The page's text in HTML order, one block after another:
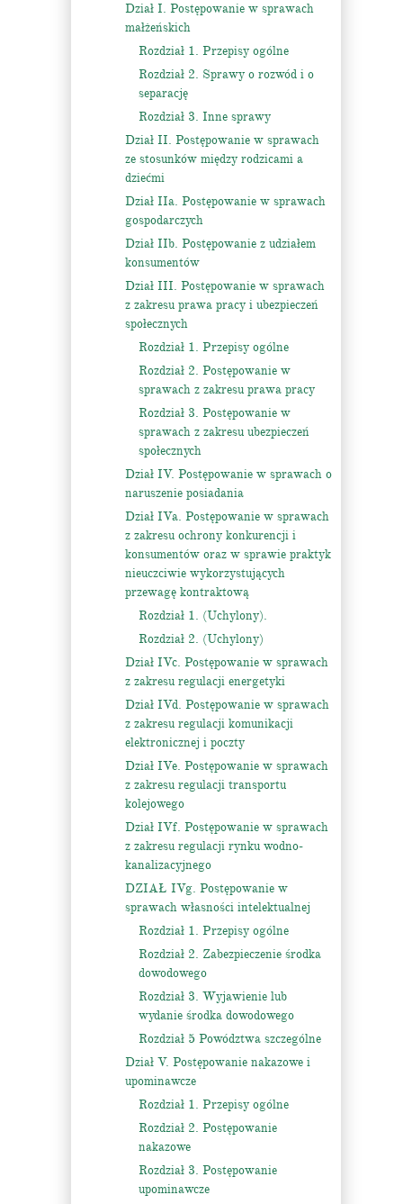
Dział I. Postępowanie w sprawach
małżeńskich
Rozdział 1. Przepisy ogólne
Rozdział 2. Sprawy o rozwód i o
separację
Rozdział 3. Inne sprawy
Dział II. Postępowanie w sprawach
ze stosunków między rodzicami a
dziećmi
Dział IIa. Postępowanie w sprawach
gospodarczych
Dział IIb. Postępowanie z udziałem
konsumentów
Dział III. Postępowanie w sprawach
z zakresu prawa pracy i ubezpieczeń
społecznych
Rozdział 1. Przepisy ogólne
Rozdział 2. Postępowanie w
sprawach z zakresu prawa pracy
Rozdział 3. Postępowanie w
sprawach z zakresu ubezpieczeń
społecznych
Dział IV. Postępowanie w sprawach o
naruszenie posiadania
Dział IVa. Postępowanie w sprawach
z zakresu ochrony konkurencji i
konsumentów oraz w sprawie praktyk
nieuczciwie wykorzystujących
przewagę kontraktową
Rozdział 1. (Uchylony).
Rozdział 2. (Uchylony)
Dział IVc. Postępowanie w sprawach
z zakresu regulacji energetyki
Dział IVd. Postępowanie w sprawach
z zakresu regulacji komunikacji
elektronicznej i poczty
Dział IVe. Postępowanie w sprawach
z zakresu regulacji transportu
kolejowego
Dział IVf. Postępowanie w sprawach
z zakresu regulacji rynku wodno-
kanalizacyjnego
DZIAŁ IVg. Postępowanie w
sprawach własności intelektualnej
Rozdział 1. Przepisy ogólne
Rozdział 2. Zabezpieczenie środka
dowodowego
Rozdział 3. Wyjawienie lub
wydanie środka dowodowego
Rozdział 5 Powództwa szczególne
Dział V. Postępowanie nakazowe i
upominawcze
Rozdział 1. Przepisy ogólne
Rozdział 2. Postępowanie
nakazowe
Rozdział 3. Postępowanie
upominawcze